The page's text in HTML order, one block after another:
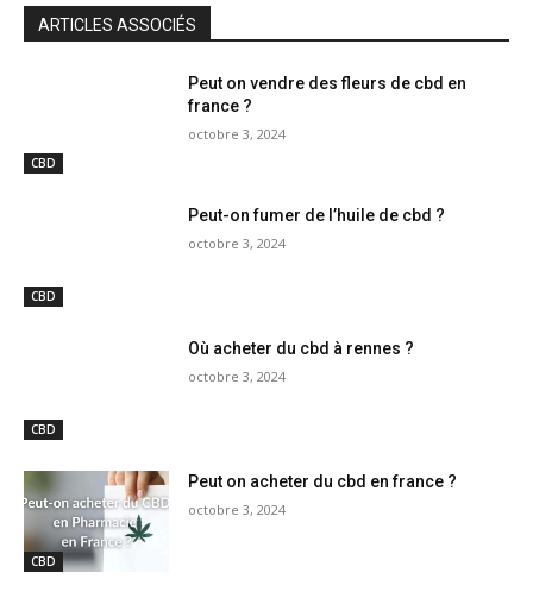
ARTICLES ASSOCIÉS
CBD
Peut on vendre des fleurs de cbd en
france ?
octobre 3, 2024
CBD
Peut-on fumer de l’huile de cbd ?
octobre 3, 2024
CBD
Où acheter du cbd à rennes ?
octobre 3, 2024
CBD
Peut on acheter du cbd en france ?
octobre 3, 2024